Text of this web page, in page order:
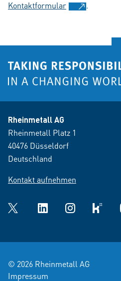
Kontaktformular
.
Rheinmetall AG
Rheinmetall Platz 1
40476 Düsseldorf
Deutschland
Kontakt aufnehmen
Twitter LinkedInInstagramkununu
© 2026 Rheinmetall AG
Impressum